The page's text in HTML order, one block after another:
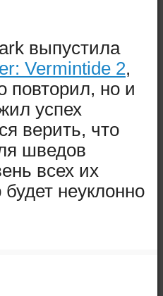
выпустила
Vermintide 2,
повторил, но и
успех
верить, что
шведов
всех их
неуклонно